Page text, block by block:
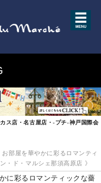
店・名古屋店・-プチ-神戸国際会
部屋を華やかに彩るロマンティ
ド・マルシェ那須高原店 》
に彩るロマンティックな薔